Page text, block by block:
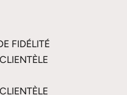
FIDÉLITÉ